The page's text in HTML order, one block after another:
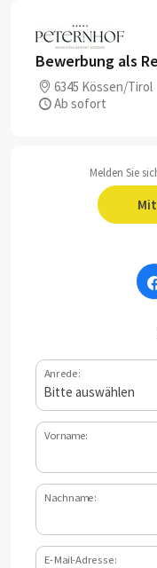
Bewerbung als
6345 Kössen/Tirol
Ab sofort
Melden Sie
Anrede:
Vorname:
Nachname:
E-Mail-Adresse: